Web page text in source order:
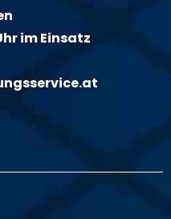
im Einsatz